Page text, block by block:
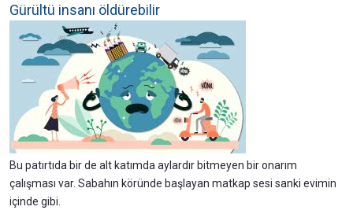
Gürültü insanı öldürebilir
Bu patırtıda bir de alt katımda aylardır bitmeyen bir onarım
çalışması var. Sabahın köründe başlayan matkap sesi sanki evimin
içinde gibi.